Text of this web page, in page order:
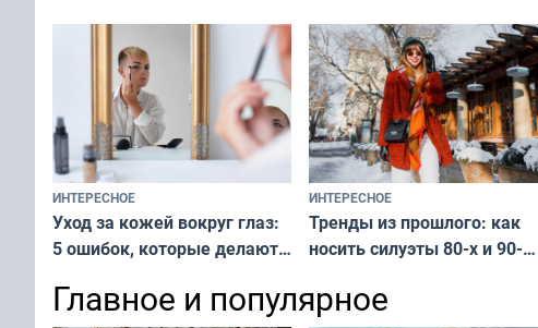
ИНТЕРЕСНОЕ
Уход за кожей вокруг глаз:
5 ошибок, которые делают
и вернуть свежий взгляд
ИНТЕРЕСНОЕ
Тренды из прошлого: как
носить силуэты 80-х и 90-
современно и стильно без
Главное и популярное